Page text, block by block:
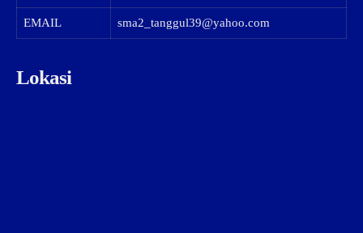
EMAIL sma2_tanggul39@yahoo.com
Lokasi